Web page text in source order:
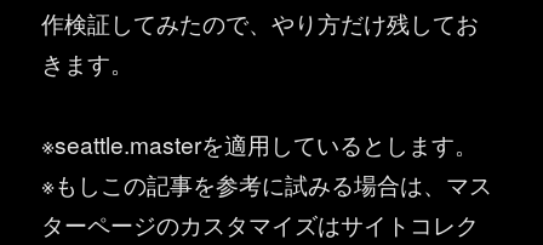
作検証してみたので、やり方だけ残してお
きます。
※seattle.masterを適用しているとします。
※もしこの記事を参考に試みる場合は、マス
ターページのカスタマイズはサイトコレク